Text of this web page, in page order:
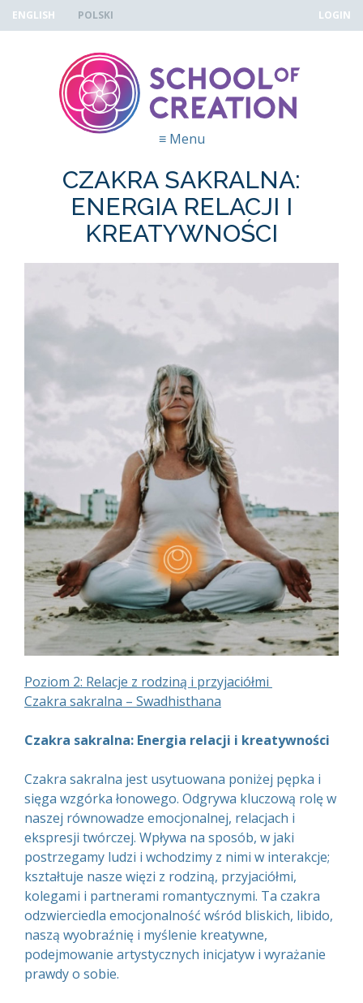
Skip to navigation
Przejdź do treści
ENGLISH POLSKI LOGIN
≡Menu
CZAKRA SAKRALNA:
ENERGIA RELACJI I
KREATYWNOŚCI
Poziom 2: Relacje z rodziną i przyjaciółmi
Czakra sakralna – Swadhisthana
Czakra sakralna: Energia relacji i kreatywności
Czakra sakralna jest usytuowana poniżej pępka i
sięga wzgórka łonowego. Odgrywa kluczową rolę w
naszej równowadze emocjonalnej, relacjach i
ekspresji twórczej. Wpływa na sposób, w jaki
postrzegamy ludzi i wchodzimy z nimi w interakcje;
kształtuje nasze więzi z rodziną, przyjaciółmi,
kolegami i partnerami romantycznymi. Ta czakra
odzwierciedla emocjonalność wśród bliskich, libido,
naszą wyobraźnię i myślenie kreatywne,
podejmowanie artystycznych inicjatyw i wyrażanie
prawdy o sobie.